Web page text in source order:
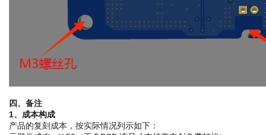
四、备注
1、成本构成
产品的复刻成本，按实际情况列示如下：